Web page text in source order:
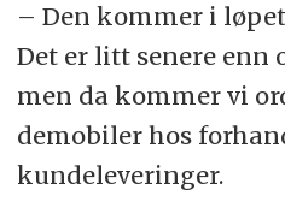
– Den kommer i
Det er litt senere
men da kommer vi
demobiler hos
kundeleveringer.